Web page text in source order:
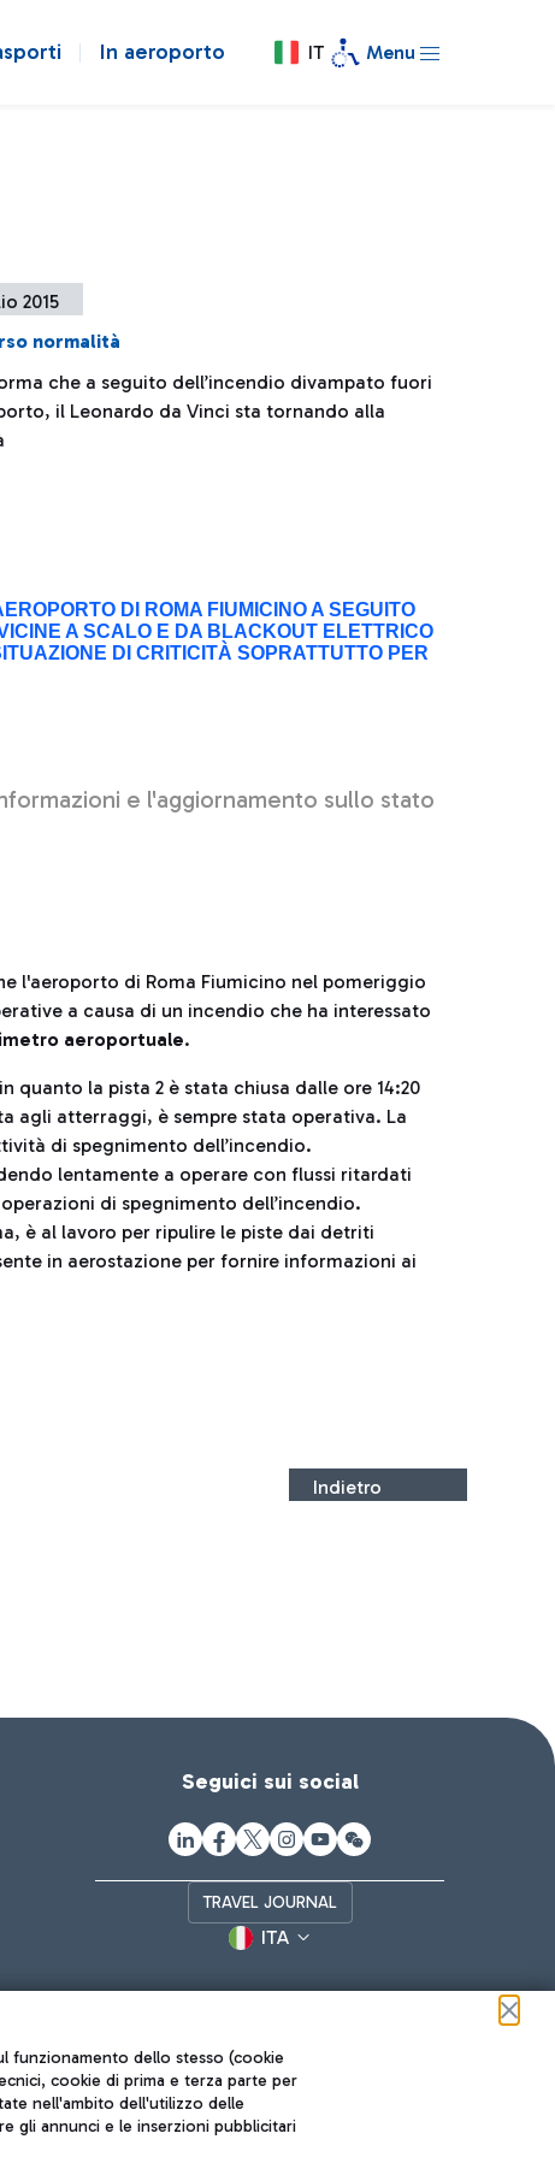
In aeroporto IT Menu
2015
normalità
che a seguito dell’incendio divampato fuori
il Leonardo da Vinci sta tornando alla
DI ROMA FIUMICINO A SEGUITO
A SCALO E DA BLACKOUT ELETTRICO
DI CRITICITÀ SOPRATTUTTO PER
e l'aggiornamento sullo stato
l'aeroporto di Roma Fiumicino nel pomeriggio
a causa di un incendio che ha interessato
aeroportuale.
la pista 2 è stata chiusa dalle ore 14:20
agli atterraggi, è sempre stata operativa. La
di spegnimento dell’incendio.
lentamente a operare con flussi ritardati
di spegnimento dell’incendio.
è al lavoro per ripulire le piste dai detriti
in aerostazione per fornire informazioni ai
Indietro
Seguici sui social
TRAVEL JOURNAL
ITA
funzionamento dello stesso (cookie
cookie di prima e terza parte per
nell'ambito dell'utilizzo delle
gli annunci e le inserzioni pubblicitari